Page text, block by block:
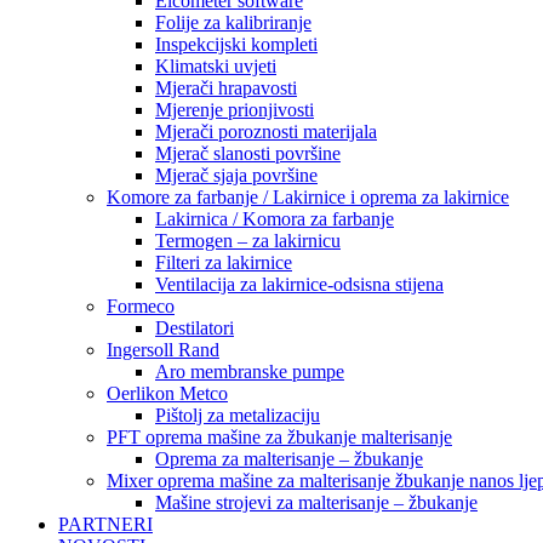
Folije za kalibriranje
Inspekcijski kompleti
Klimatski uvjeti
Mjerači hrapavosti
Mjerenje prionjivosti
Mjerači poroznosti materijala
Mjerač slanosti površine
Mjerač sjaja površine
Komore za farbanje / Lakirnice i oprema za lakirnice
Lakirnica / Komora za farbanje
Termogen – za lakirnicu
Filteri za lakirnice
Ventilacija za lakirnice-odsisna stijena
Formeco
Destilatori
Ingersoll Rand
Aro membranske pumpe
Oerlikon Metco
Pištolj za metalizaciju
PFT oprema mašine za žbukanje malterisanje
Oprema za malterisanje – žbukanje
Mixer oprema mašine za malterisanje žbukanje nanos
Mašine strojevi za malterisanje – žbukanje
PARTNERI